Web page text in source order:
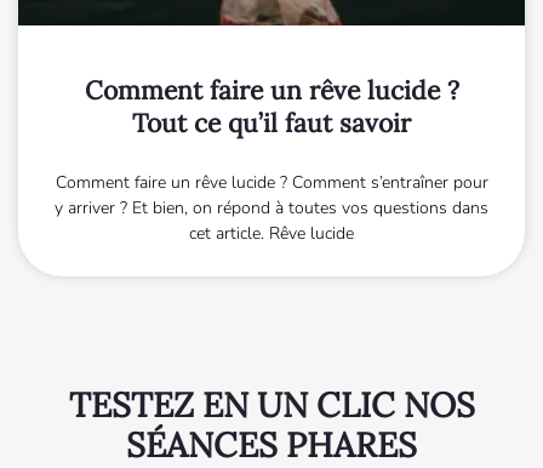
Comment faire un rêve lucide ?
Tout ce qu’il faut savoir
Comment faire un rêve lucide ? Comment s’entraîner pour
y arriver ? Et bien, on répond à toutes vos questions dans
cet article. Rêve lucide
TESTEZ EN UN CLIC NOS
SÉANCES PHARES